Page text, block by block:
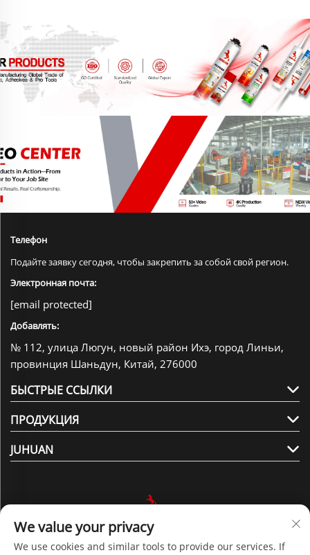
Телефон
Подайте заявку сегодня, чтобы закрепить за собой свой регион.
Электронная почта:
[email protected]
Добавлять:
№ 112, улица Люгун, новый район Ихэ, город Линьи,
провинция Шаньдун, Китай, 276000
БЫСТРЫЕ ССЫЛКИ
ПРОДУКЦИЯ
JUHUAN
Подписаться на нас
We value your privacy
We use cookies and similar tools to provide our services. If